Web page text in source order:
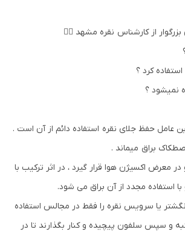
از کارشناس نقره مشهد 👇🏻
کرد ؟
نمیشود ؟
عامل حفظ جلای نقره استفاده دائم از آن است .
براق میماند .
در معرض اکسیژن هوا قرار گیرد ، در اثر ترکیب با
استفاده مجدد از آن براق می شود.
یا سرویس نقره را فقط در مجالس استفاده
و سپس سلفون پیچیده و کنار بگذارند تا در